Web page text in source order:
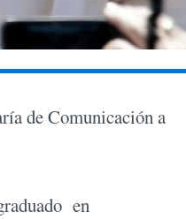
de Comunicación a
en